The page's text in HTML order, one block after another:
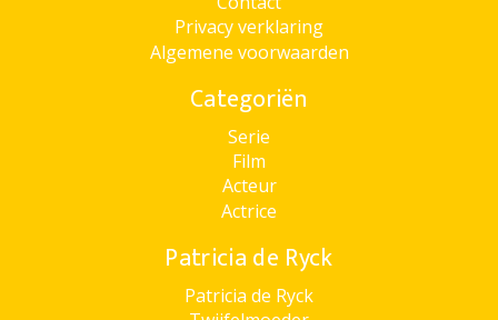
Privacy verklaring
Algemene voorwaarden
Categoriën
Serie
Film
Acteur
Actrice
Patricia de Ryck
Patricia de Ryck